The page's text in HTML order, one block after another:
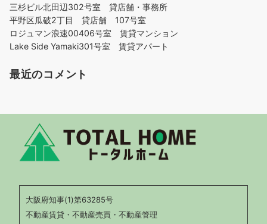
三杉ビル北田辺302号室 貸店舗・事務所
平野区瓜破2丁目 貸店舗 107号室
ロジュマン浪速00406号室 賃貸マンション
Lake Side Yamaki301号室 賃貸アパート
最近のコメント
大阪府知事(1)第63285号
不動産賃貸・不動産売買・不動産管理